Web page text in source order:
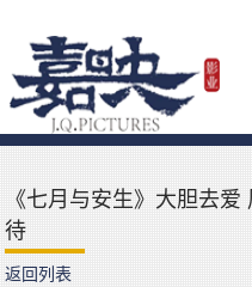
《七月与安生》大胆去
待
返回列表